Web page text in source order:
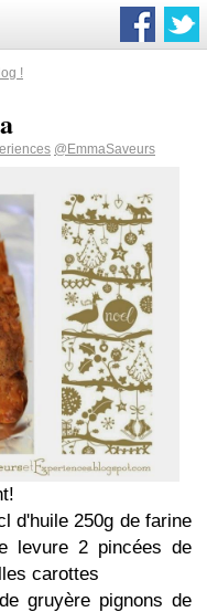
!
@EmmaSaveurs
d'huile 250g de farine
levure 2 pincées de
carottes
gruyère pignons de